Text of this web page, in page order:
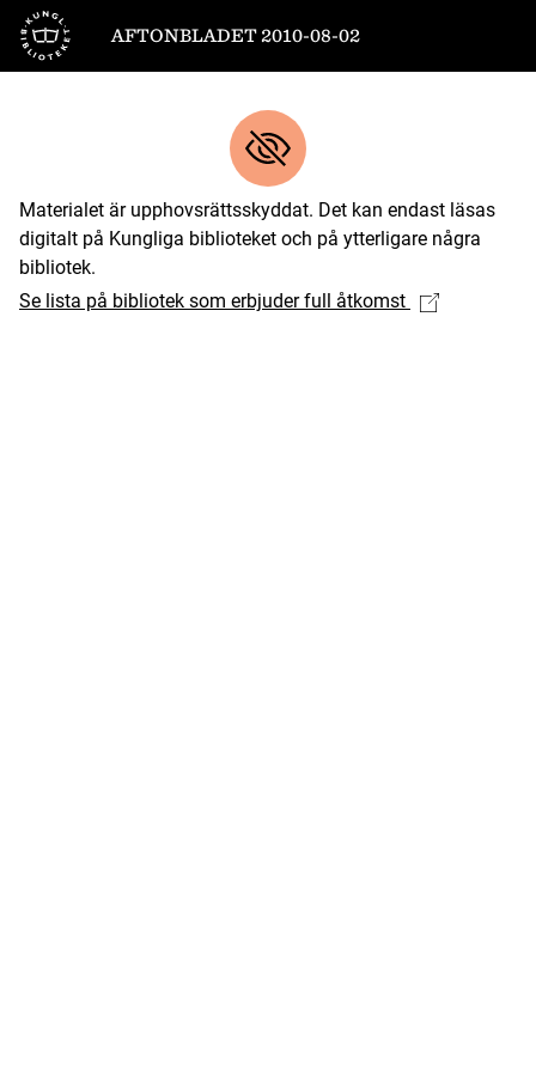
Till startsidan
AFTONBLADET 2010-08-02
Materialet är upphovsrättsskyddat. Det kan endast läsas
digitalt på Kungliga biblioteket och på ytterligare några
bibliotek.
Se lista på bibliotek som erbjuder full åtkomst